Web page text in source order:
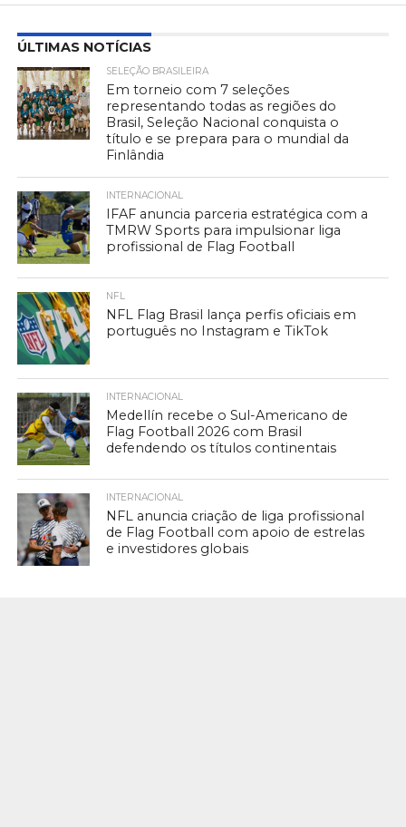
ÚLTIMAS NOTÍCIAS
SELEÇÃO BRASILEIRA
Em torneio com 7 seleções
representando todas as regiões do
Brasil, Seleção Nacional conquista o
título e se prepara para o mundial da
Finlândia
INTERNACIONAL
IFAF anuncia parceria estratégica com a
TMRW Sports para impulsionar liga
profissional de Flag Football
NFL
NFL Flag Brasil lança perfis oficiais em
português no Instagram e TikTok
INTERNACIONAL
Medellín recebe o Sul-Americano de
Flag Football 2026 com Brasil
defendendo os títulos continentais
INTERNACIONAL
NFL anuncia criação de liga profissional
de Flag Football com apoio de estrelas
e investidores globais